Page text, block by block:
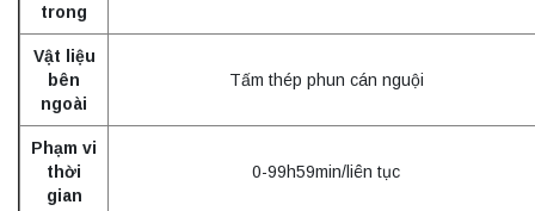
trong
Vật liệu
bên
ngoài
Tấm thép phun cán nguội
Phạm vi
thời
gian
0-99h59min/liên tục